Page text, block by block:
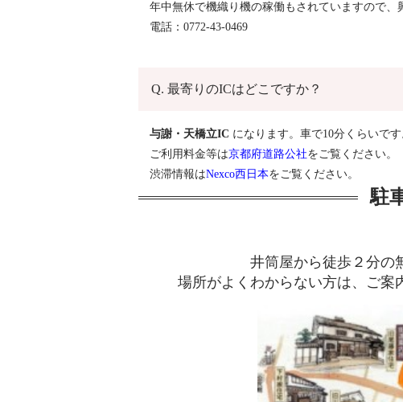
年中無休で機織り機の稼働もされていますので、
電話：0772-43-0469
Q. 最寄りのICはどこですか？
与謝・天橋立IC になります。車で10分くらいです
ご利用料金等は京都府道路公社をご覧ください。
渋滞情報はNexco西日本をご覧ください。
駐
井筒屋から徒歩２分の
場所がよくわからない方は、ご案